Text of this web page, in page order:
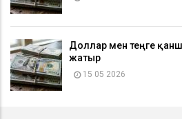
Доллар мен теңге
жатыр
15 05 2026